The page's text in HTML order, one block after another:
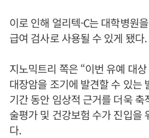
이로 인해 얼리텍-C는 대학병원
급여 검사로 사용될 수 있게 됐다.
지노믹트리 쪽은 “이번 유예 대
대장암을 조기에 발견할 수 있는
기간 동안 임상적 근거를 더욱
술평가 및 건강보험 수가 진입을
다.